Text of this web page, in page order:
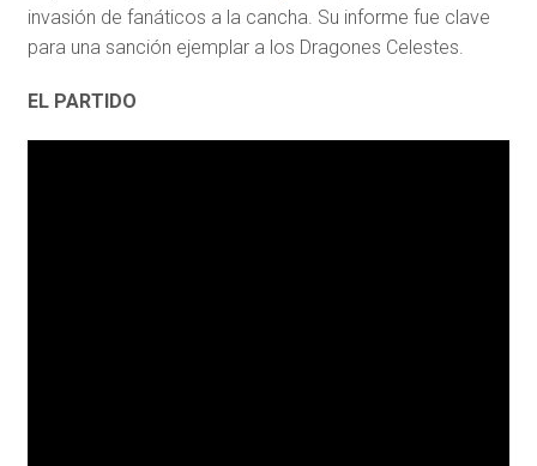
invasión de fanáticos a la cancha. Su informe fue clave
para una sanción ejemplar a los Dragones Celestes.
EL PARTIDO